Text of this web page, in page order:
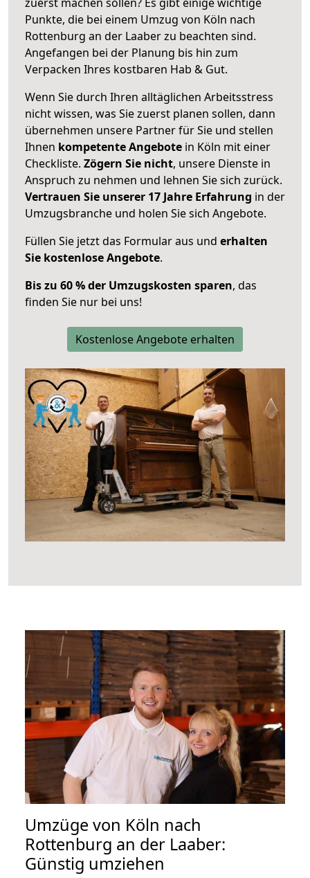
Punkte, die bei einem Umzug von Köln nach
Rottenburg an der Laaber zu beachten sind.
Angefangen bei der Planung bis hin zum
Verpacken Ihres kostbaren Hab & Gut.
Wenn Sie durch Ihren alltäglichen Arbeitsstress
nicht wissen, was Sie zuerst planen sollen, dann
übernehmen unsere Partner für Sie und stellen
Ihnen kompetente Angebote in Köln mit einer
Checkliste. Zögern Sie nicht, unsere Dienste in
Anspruch zu nehmen und lehnen Sie sich zurück.
Vertrauen Sie unserer 17 Jahre Erfahrung in der
Umzugsbranche und holen Sie sich Angebote.
Füllen Sie jetzt das Formular aus und erhalten
Sie kostenlose Angebote.
Bis zu 60 % der Umzugskosten sparen, das
finden Sie nur bei uns!
Kostenlose Angebote erhalten
Umzüge von Köln nach
Rottenburg an der Laaber:
Günstig umziehen